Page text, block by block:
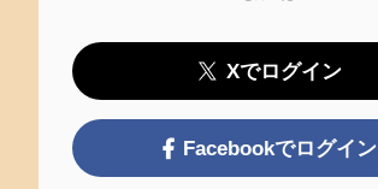
Xでログイン
Facebookでログイン